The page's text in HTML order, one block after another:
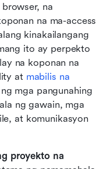
na
na ma-access
kinakailangang
ito ay perpekto
na koponan na
at mabilis na
mga pangunahing
ng gawain, mga
at komunikasyon
proyekto na